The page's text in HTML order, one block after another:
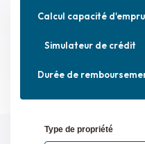
Montant
des dépenses
annuelles
usage standard
Calcul capacité
Simulateur de crédit
Durée de